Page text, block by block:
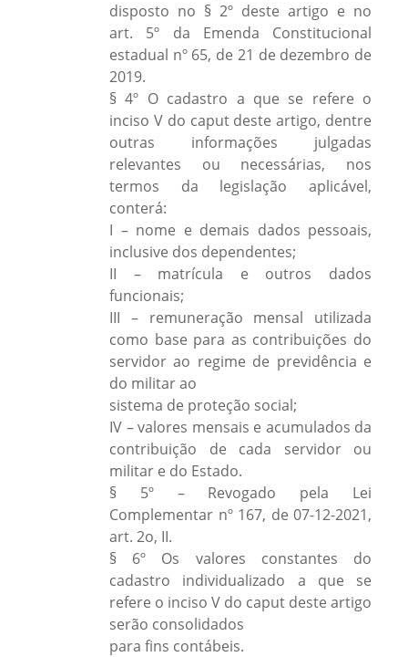
disposto no § 2º deste artigo e no
art. 5º da Emenda Constitucional
estadual nº 65, de 21 de dezembro de
2019.
§ 4º O cadastro a que se refere o
inciso V do caput deste artigo, dentre
outras informações julgadas
relevantes ou necessárias, nos
termos da legislação aplicável,
conterá:
I – nome e demais dados pessoais,
inclusive dos dependentes;
II – matrícula e outros dados
funcionais;
III – remuneração mensal utilizada
como base para as contribuições do
servidor ao regime de previdência e
do militar ao
sistema de proteção social;
IV – valores mensais e acumulados da
contribuição de cada servidor ou
militar e do Estado.
§ 5º – Revogado pela Lei
Complementar nº 167, de 07-12-2021,
art. 2o, II.
§ 6º Os valores constantes do
cadastro individualizado a que se
refere o inciso V do caput deste artigo
serão consolidados
para fins contábeis.